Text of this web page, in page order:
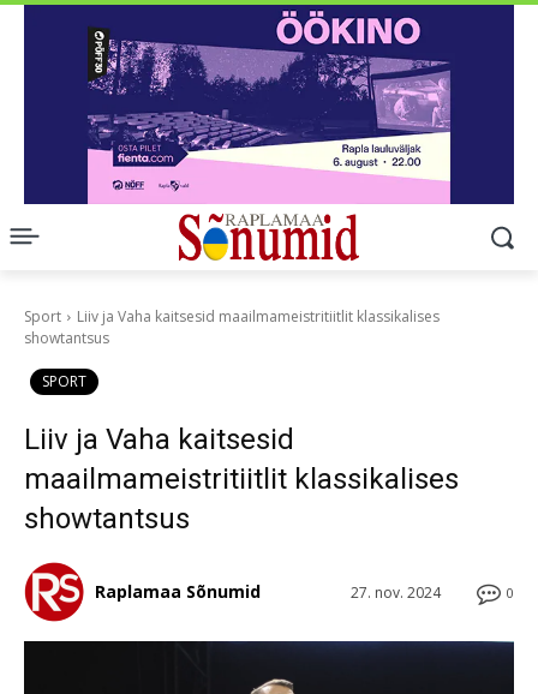
Sport
Liiv ja Vaha kaitsesid maailmameistritiitlit klassikalises
showtantsus
SPORT
Liiv ja Vaha kaitsesid
maailmameistritiitlit klassikalises
showtantsus
0
27. nov. 2024
Raplamaa Sõnumid